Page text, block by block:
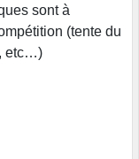
sont à
(tente du
etc…)